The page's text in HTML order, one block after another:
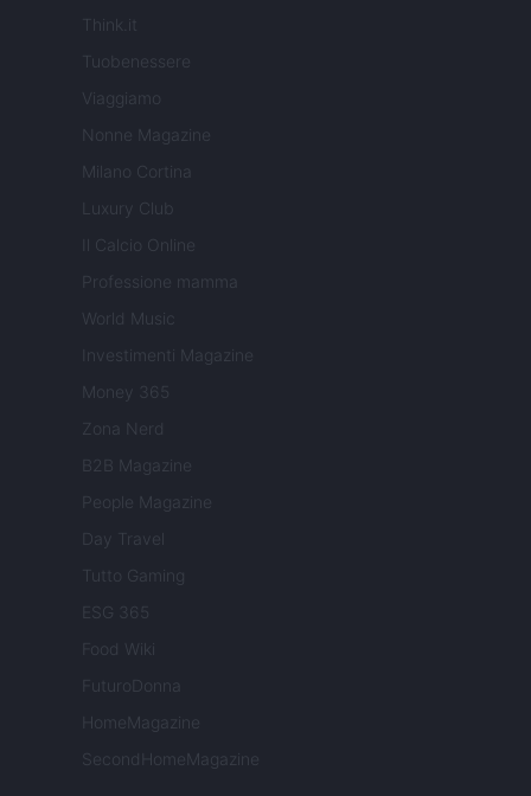
Think.it
Tuobenessere
Viaggiamo
Nonne Magazine
Milano Cortina
Luxury Club
Il Calcio Online
Professione mamma
World Music
Investimenti Magazine
Money 365
Zona Nerd
B2B Magazine
People Magazine
Day Travel
Tutto Gaming
ESG 365
Food Wiki
FuturoDonna
HomeMagazine
SecondHomeMagazine